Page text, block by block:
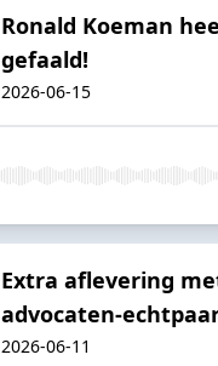
Ronald Koeman
gefaald!
2026-06-15
Extra aflevering
advocaten-
2026-06-11